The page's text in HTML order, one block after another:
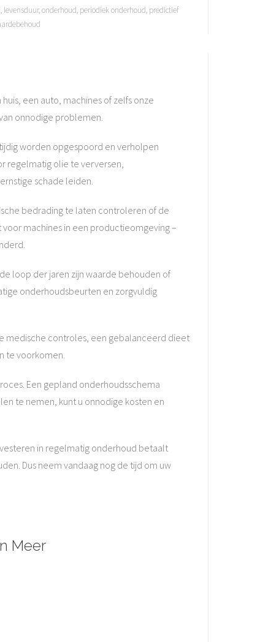
, levensduur,onderhoud, periodiek onderhoud, predictief
een auto, machines of zelfs onze
onnodige problemen.
worden opgespoord en verholpen
regelmatig olie te verversen,
schade leiden.
bedrading te laten controleren of de
machines in een productieomgeving –
loop der jaren zijn waarde behouden of
onderhoudsbeurten en zorgvuldig
medische controles, een gebalanceerd dieet
te voorkomen.
Een gepland onderhoudsschema
te nemen, kunt u onnodige kosten en
in regelmatig onderhoud betaalt
Dus neem vandaag nog de tijd om uw
Meer